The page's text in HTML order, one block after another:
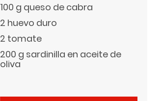
100 g queso de cabra
2 huevo duro
2 tomate
200 g sardinilla en aceite de
oliva